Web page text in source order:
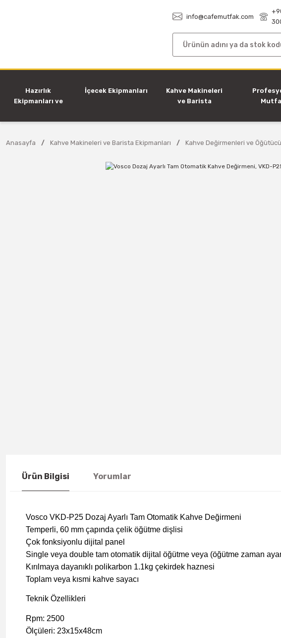
info@cafemutfak.com
Hazırlık
Ekipmanları ve
İçecek Ekipmanları
Kahve Makineleri
ve Barista
Anasayfa Kahve Makineleri ve Barista Ekipmanları Kahve Değirmenleri ve
Ürün Bilgisi Yorumlar
Vosco VKD-P25 Dozaj Ayarlı Tam Otomatik Kahve Değirmeni
Temperli, 60 mm çapında çelik öğütme dişlisi
Çok fonksiyonlu dijital panel
Single veya double tam otomatik dijital öğütme veya (öğütme zaman
Kırılmaya dayanıklı polikarbon 1.1kg çekirdek haznesi
Toplam veya kısmi kahve sayacı
Teknik Özellikleri
Rpm: 2500
Ölçüleri: 23x15x48cm